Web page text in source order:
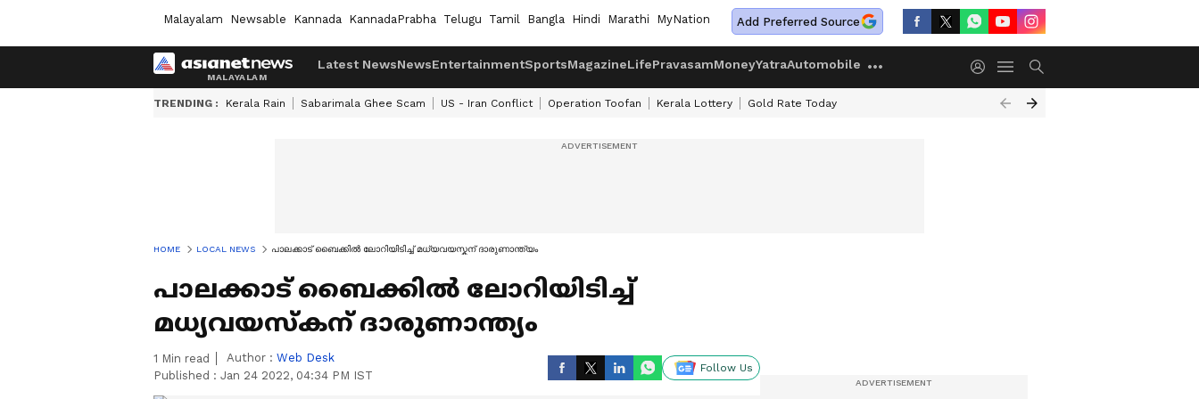
Malayalam Newsable Kannada KannadaPrabha Telugu Tamil Bangla Hindi Marathi MyNation Add Preferred Source
Latest NewsNewsEntertainmentSportsMagazineLifePravasamMoneyYatraAutomobile
TRENDING : Kerala Rain Sabarimala Ghee Scam US - Iran Conflict Operation Toofan Kerala Lottery Gold Rate Today
HOME LOCAL NEWS പാലക്കാട് ബൈക്കിൽ ലോറിയിടിച്ച് മധ്യവയസ്കന് ദാരുണാന്ത്യം
പാലക്കാട് ബൈക്കിൽ ലോറിയിടിച്ച്
മധ്യവയസ്കന് ദാരുണാന്ത്യം
1 Min read Author : Web Desk
Published : Jan 24 2022, 04:34 PM IST
Follow Us